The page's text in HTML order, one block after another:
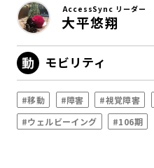
AccessSync リーダー
大平悠翔
モビリティ
#移動 #障害 #視覚障害
#ウェルビーイング
#106期